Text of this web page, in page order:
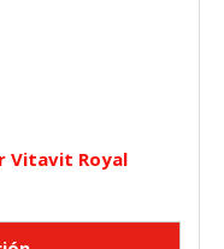
Vitavit Royal